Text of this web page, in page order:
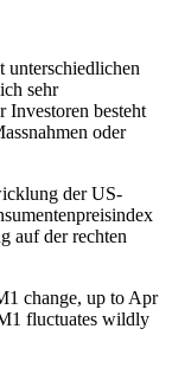
unterschiedlichen
sehr
Investoren besteht
oder
der US-
auf der rechten